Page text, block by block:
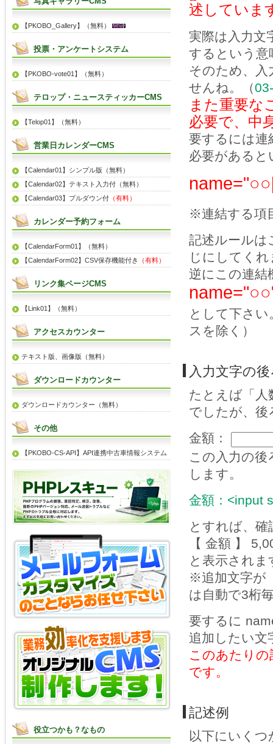
述していま
実際は入力文
するという意
そのため、入
せんね。（
また重要な
必要で、中
要するには連
必要がある
※連結する項
記述ルールは
じにしてく
逆にこの連結
として下さい
スを除く）
入力文字の
たとえば「人
でしたが、後
金額：
この入力の後
します。
金額：<input
とすれば、確
【 金額 】
と表示されま
※追加文字が
は自動で3桁
要するに
追加したい文
このあたり
です。
記述例
以下にいく
【PKOBO_Gallery】（無料）
投票・アンケートシステム
【PKOBO-vote01】（無料）
テロップ・ニュースティッカーCMS
【Telop01】（無料）
営業日カレンダーCMS
【Calendar01】シンプル版（無料）
【Calendar02】テキスト入力付（無料）
【Calendar03】プルダウン付 （有料）
カレンダー予約フォーム
【CalendarForm01】（無料）
【CalendarForm02】CSV保存機能付き
（有料）
リンク集ページCMS
【Link01】（無料）
アクセスカウンター
テキスト版、画像版（無料）
ダウンロードカウンター
ダウンロードカウンター（無料）
その他
【PKOBO-CS-API】API連携中古車情報システム
役立つかも？なもの